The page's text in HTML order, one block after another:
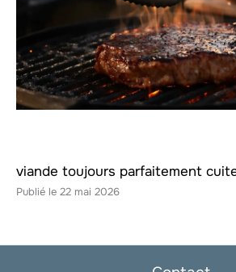
viande toujours parfaitement
22 mai 2026